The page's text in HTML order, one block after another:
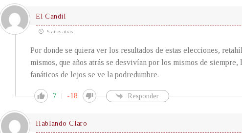
El Candil
5 años atrás
Por donde se quiera ver los resultados de estas elecciones,
mismos, que años atrás se desvivían por los mismos de
fanáticos de lejos se ve la podredumbre.
7 -18 Responder
Hablando Claro